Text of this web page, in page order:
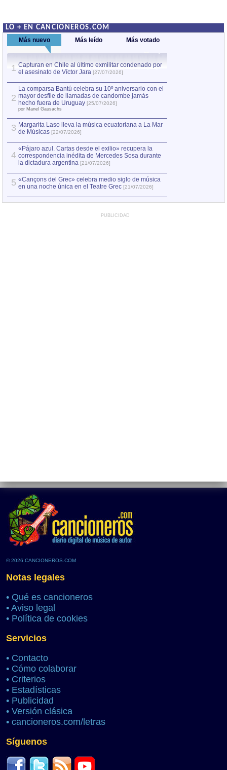
LO + EN CANCIONEROS.COM
Más nuevo Más leído Más votado
1 Capturan en Chile al último exmilitar condenado por
el asesinato de Víctor Jara [27/07/2026]
2
La comparsa Bantú celebra su 10º aniversario con el
mayor desfile de llamadas de candombe jamás
hecho fuera de Uruguay [25/07/2026]
por Manel Gausachs
3 Margarita Laso lleva la música ecuatoriana a La Mar
de Músicas [22/07/2026]
4
«Pájaro azul. Cartas desde el exilio» recupera la
correspondencia inédita de Mercedes Sosa durante
la dictadura argentina [21/07/2026]
5 «Cançons del Grec» celebra medio siglo de música
en una noche única en el Teatre Grec [21/07/2026]
PUBLICIDAD
© 2026 CANCIONEROS.COM
Notas legales
• Qué es cancioneros
• Aviso legal
• Política de cookies
Servicios
• Contacto
• Cómo colaborar
• Criterios
• Estadísticas
• Publicidad
• Versión clásica
• cancioneros.com/letras
Síguenos